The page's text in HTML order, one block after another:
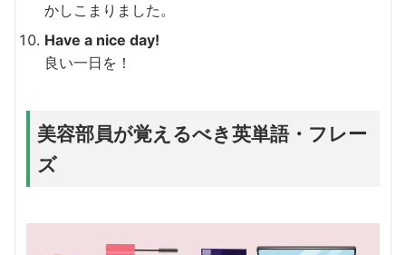
かしこまりました。
Have a nice day!
良い一日を！
美容部員が覚えるべき英単語・フレー
ズ